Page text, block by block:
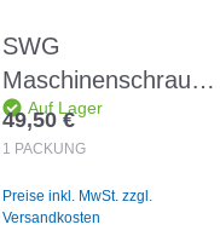
SWG
Maschinenschraube
vz m. Mutter DIN
601 10x120 - 25
Auf Lager
Regulärer Preis:
49,50 €
1 PACKUNG
Preise inkl. MwSt. zzgl.
Versandkosten